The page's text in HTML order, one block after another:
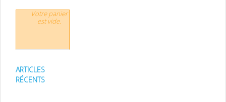
Votre panier
est vide.
ARTICLES
RÉCENTS